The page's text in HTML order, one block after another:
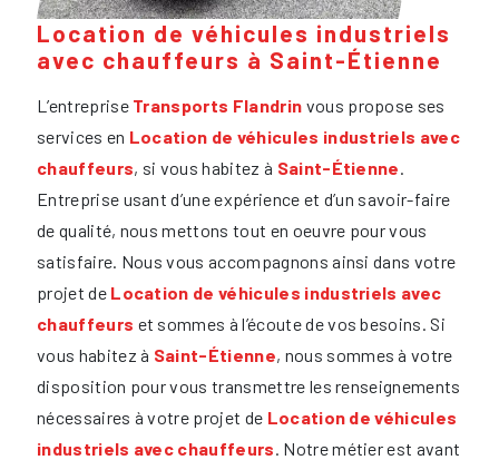
Location de véhicules industriels
avec chauffeurs à Saint-Étienne
L’entreprise Transports Flandrin vous propose ses
services en Location de véhicules industriels avec
chauffeurs, si vous habitez à Saint-Étienne.
Entreprise usant d’une expérience et d’un savoir-faire
de qualité, nous mettons tout en oeuvre pour vous
satisfaire. Nous vous accompagnons ainsi dans votre
projet de Location de véhicules industriels avec
chauffeurs et sommes à l’écoute de vos besoins. Si
vous habitez à Saint-Étienne, nous sommes à votre
disposition pour vous transmettre les renseignements
nécessaires à votre projet de Location de véhicules
industriels avec chauffeurs. Notre métier est avant